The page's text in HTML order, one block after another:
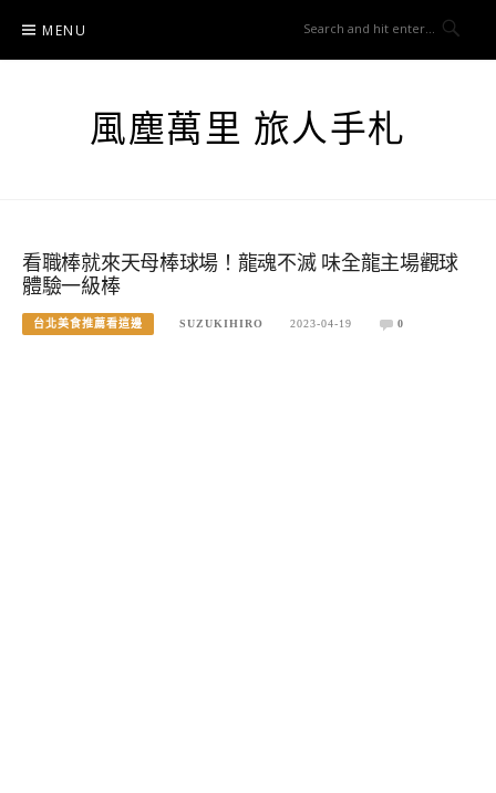
content
MENU
風塵萬里 旅人手札
看職棒就來天母棒球場！龍魂不滅 味全龍主場觀球
體驗一級棒
台北美食推薦看這邊 SUZUKIHIRO 2023-04-19 0